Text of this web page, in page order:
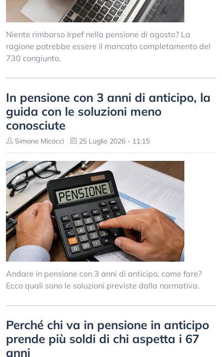
Niente rimborso Irpef nella pensione di agosto? La
ragione potrebbe essere il mancato completamento del
730 congiunto.
In pensione con 3 anni di anticipo, la
guida con le soluzioni meno
conosciute
Simone Micocci 25 Luglio 2026 - 11:15
Andare in pensione con 3 anni di anticipo, come fare?
Ecco quali sono le soluzioni previste dalla normativa.
Perché chi va in pensione in anticipo
prende più soldi di chi aspetta i 67
anni